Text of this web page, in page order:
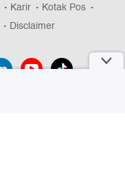
Karir
Kotak Pos
Disclaimer